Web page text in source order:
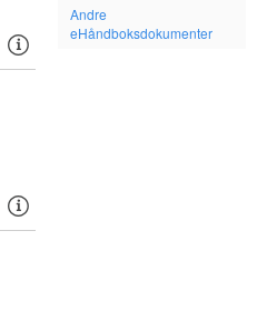
Andre
eHåndboksdokumenter